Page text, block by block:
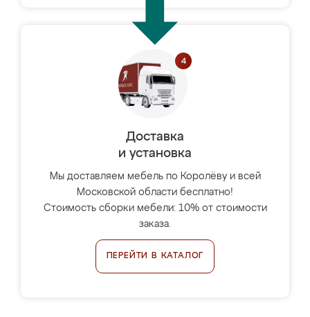
Доставка
и установка
Мы доставляем мебель по Королёву и всей
Московской области бесплатно!
Стоимость сборки мебели: 10% от стоимости
заказа.
ПЕРЕЙТИ В КАТАЛОГ